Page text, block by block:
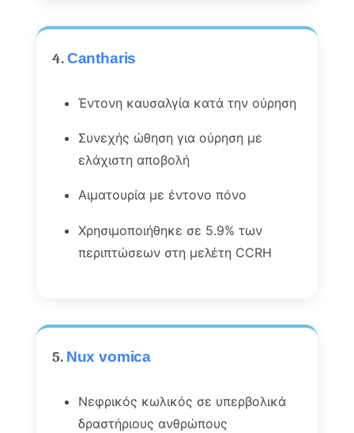
4.Cantharis
Έντονη καυσαλγία κατά την ούρηση
Συνεχής ώθηση για ούρηση με
ελάχιστη αποβολή
Αιματουρία με έντονο πόνο
Χρησιμοποιήθηκε σε 5.9% των
περιπτώσεων στη μελέτη CCRH
5. Nux vomica
Νεφρικός κωλικός σε υπερβολικά
δραστήριους ανθρώπους